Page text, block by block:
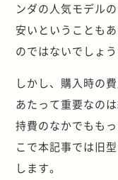
ンダの人気モデル
安いということも
のではないでしょう
しかし、購入時の
あたって重要なの
持費のなかでもも
こで本記事では旧
します。